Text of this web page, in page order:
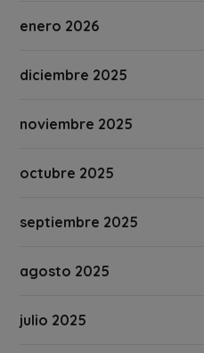
enero 2026
diciembre 2025
noviembre 2025
octubre 2025
septiembre 2025
agosto 2025
julio 2025